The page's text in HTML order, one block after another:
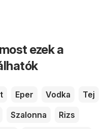
ezek a
Eper Vodka
Tej
Szalonna
Rizs